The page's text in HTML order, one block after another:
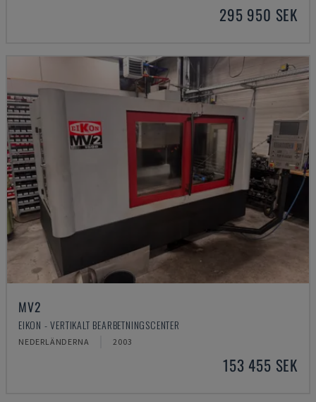
295 950 SEK
MV2
EIKON - VERTIKALT BEARBETNINGSCENTER
NEDERLÄNDERNA 2003
153 455 SEK